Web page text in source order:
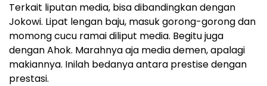
Terkait liputan media, bisa dibandingkan dengan
Jokowi. Lipat lengan baju, masuk gorong-gorong dan
momong cucu ramai diliput media. Begitu juga
dengan Ahok. Marahnya aja media demen, apalagi
makiannya. Inilah bedanya antara prestise dengan
prestasi.